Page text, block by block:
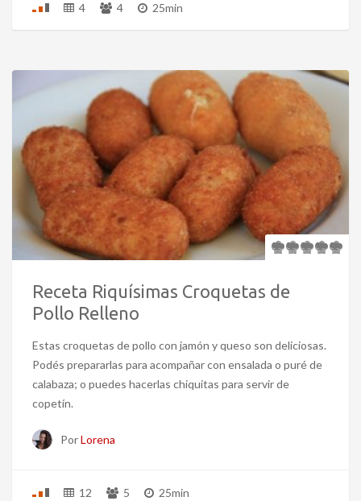
4 4 25min
Receta Riquísimas Croquetas de
Pollo Relleno
Estas croquetas de pollo con jamón y queso son deliciosas.
Podés prepararlas para acompañar con ensalada o puré de
calabaza; o puedes hacerlas chiquitas para servir de
copetín.
PorLorena
12 5 25min